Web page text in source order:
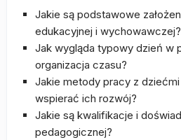
Jakie są podstawowe
edukacyjnej i wychowawczej?
Jak wygląda typowy dzień w
organizacja czasu?
Jakie metody pracy z
wspierać ich rozwój?
Jakie są kwalifikacje i
pedagogicznej?